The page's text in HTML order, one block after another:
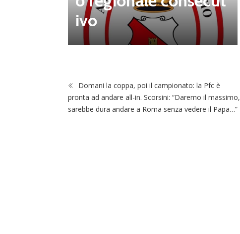
ivo
Domani la coppa, poi il campionato: la Pfc è
pronta ad andare all-in. Scorsini: “Daremo il massimo,
sarebbe dura andare a Roma senza vedere il Papa…”